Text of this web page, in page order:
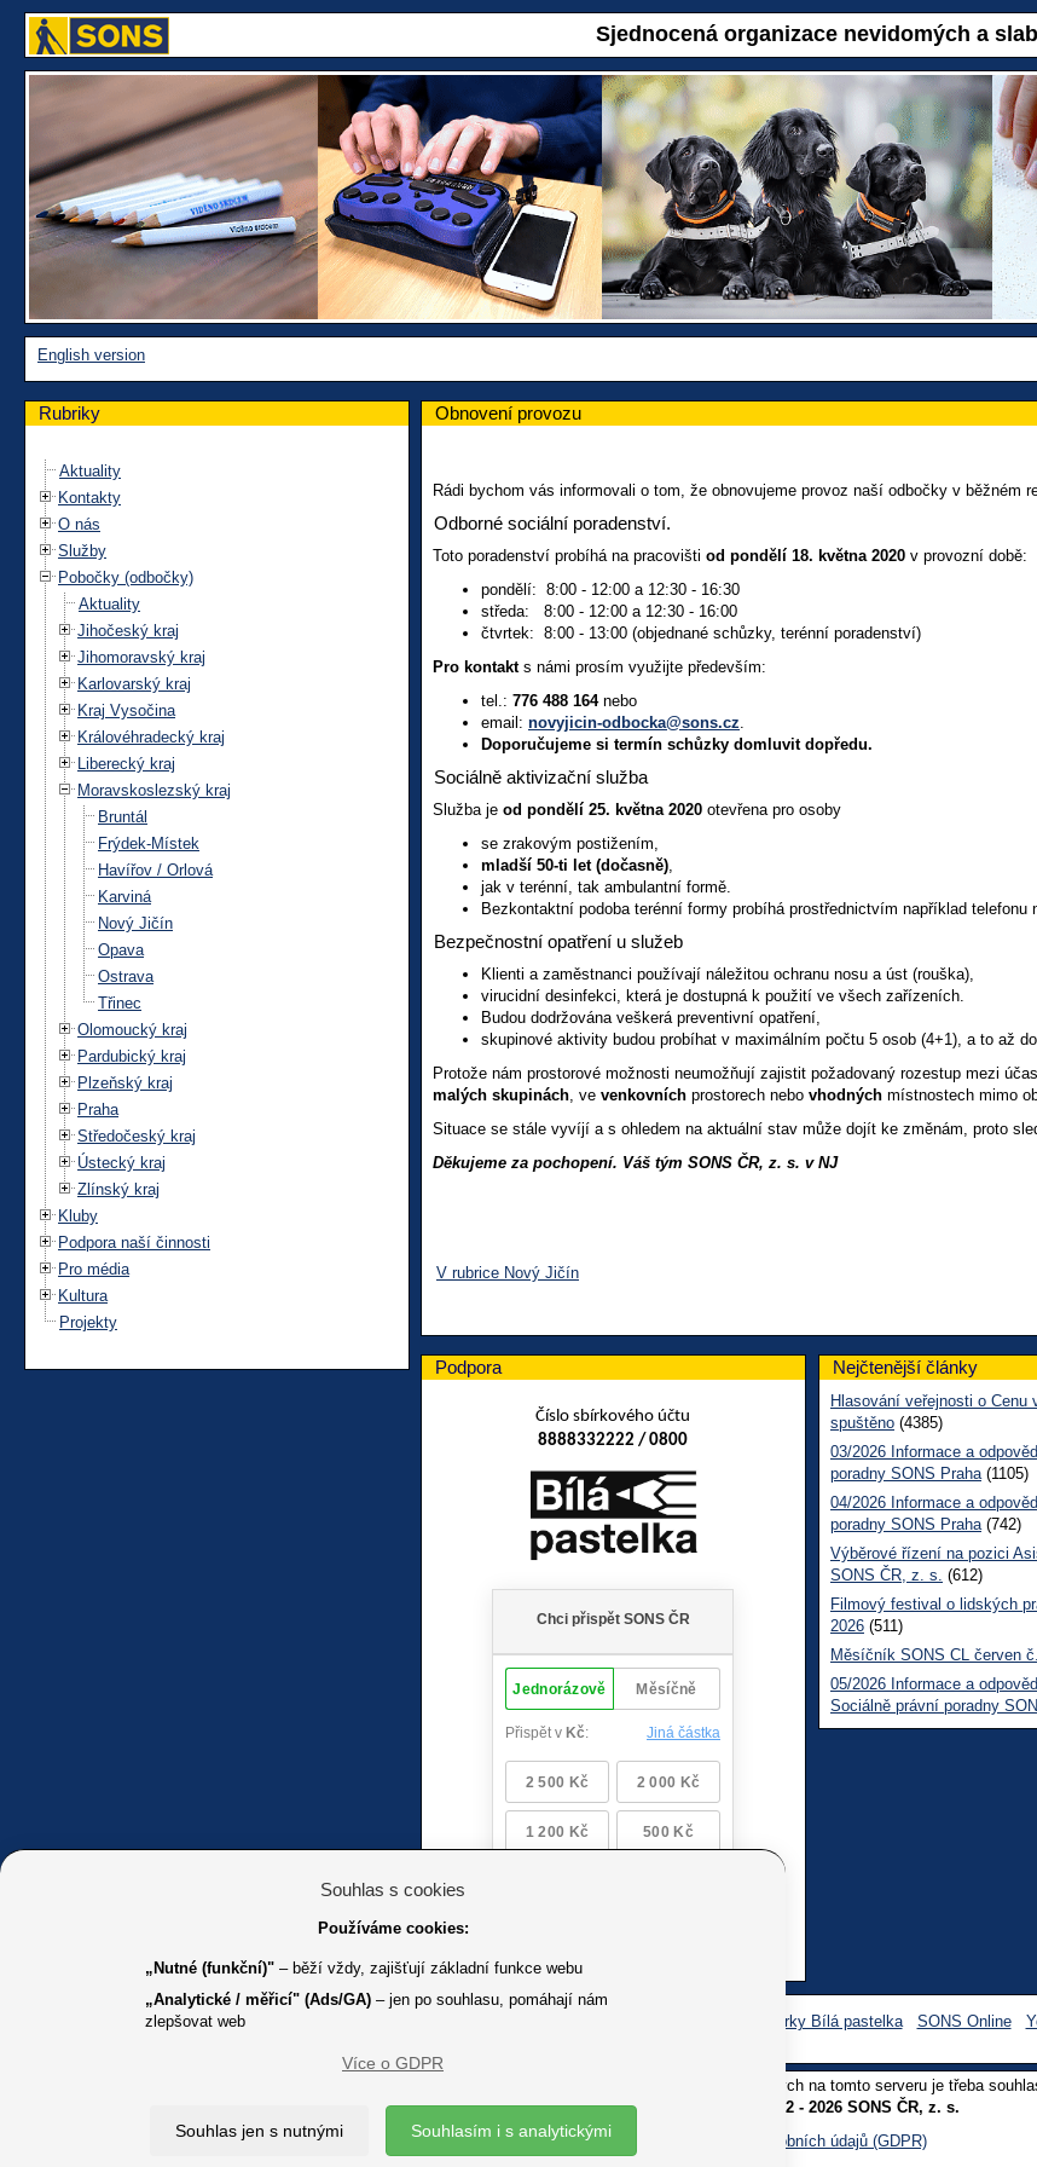
Sjednocená organizace nevidomých a
English version
Rubriky
Aktuality
Kontakty
O nás
Služby
Pobočky (odbočky)
Aktuality
Jihočeský kraj
Jihomoravský kraj
Karlovarský kraj
Kraj Vysočina
Královéhradecký kraj
Liberecký kraj
Moravskoslezský kraj
Bruntál
Frýdek-Místek
Havířov / Orlová
Karviná
Nový Jičín
Opava
Ostrava
Třinec
Olomoucký kraj
Pardubický kraj
Plzeňský kraj
Praha
Středočeský kraj
Ústecký kraj
Zlínský kraj
Kluby
Podpora naší činnosti
Pro média
Kultura
Projekty
Obnovení provozu
Rádi bychom vás informovali o tom, že obnovujeme provoz naší odbočky v běžném
Odborné sociální poradenství.
Toto poradenství probíhá na pracovišti od pondělí 18. května 2020 v provozní době:
pondělí: 8:00 - 12:00 a 12:30 - 16:30
středa: 8:00 - 12:00 a 12:30 - 16:00
čtvrtek: 8:00 - 13:00 (objednané schůzky, terénní poradenství)
Pro kontakts námi prosím využijte především:
tel.: 776 488 164nebo
email: novyjicin-odbocka@sons.cz
Doporučujeme si termín schůzky domluvit dopředu.
Sociálně aktivizační služba
Služba je od pondělí 25. května 2020 otevřena pro osoby
se zrakovým postižením,
mladší 50-ti let (dočasně)
jak v terénní, tak ambulantní formě.
Bezkontaktní podoba terénní formy probíhá prostřednictvím například telefonu
Bezpečnostní opatření u služeb
Klienti a zaměstnanci používají náležitou ochranu nosu a úst (rouška),
virucidní desinfekci, která je dostupná k použití ve všech zařízeních.
Budou dodržována veškerá preventivní opatření,
skupinové aktivity budou probíhat v maximálním počtu 5 osob (4+1), a to až
Protože nám prostorové možnosti neumožňují zajistit požadovaný rozestup mezi
malých skupinách , ve venkovních prostorech nebo vhodných místnostech mimo
Situace se stále vyvíjí a s ohledem na aktuální stav může dojít ke změnám, proto
Děkujeme za pochopení. Váš tým SONS ČR, z. s. v NJ
V rubrice Nový Jičín
Podpora
Číslo sbírkového účtu
8888332222 / 0800
Nejčtenější články
Hlasování veřejnosti o Cenu
spuštěno (4385)
03/2026 Informace a
poradny SONS Praha (1105)
04/2026 Informace a
poradny SONS Praha (742)
Výběrové řízení na pozici
SONS ČR, z. s. (612)
Filmový festival o lidských
2026 (511)
Měsíčník SONS CL červen
05/2026 Informace a
Sociálně právní poradny
Facebook sbírky Bílá pastelka SONS Online
K jakémukoliv užití textů a obrázků uvedených na tomto serveru je třeba
Copyright © 2012 - 2026 SONS ČR, z. s.
Ochrana osobních údajů (GDPR)
Souhlas s cookies
Používáme cookies:
„Nutné (funkční)" – běží vždy, zajišťují základní funkce webu
„Analytické / měřicí" (Ads/GA) – jen po souhlasu, pomáhají nám
zlepšovat web
Více o GDPR
Souhlas jen s nutnými Souhlasím i s analytickými